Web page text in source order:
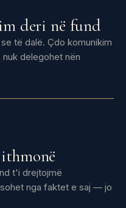
deri në fund
të dalë. Çdo komunikim
delegohet nën
t'i drejtojmë
nga faktet e saj — jo